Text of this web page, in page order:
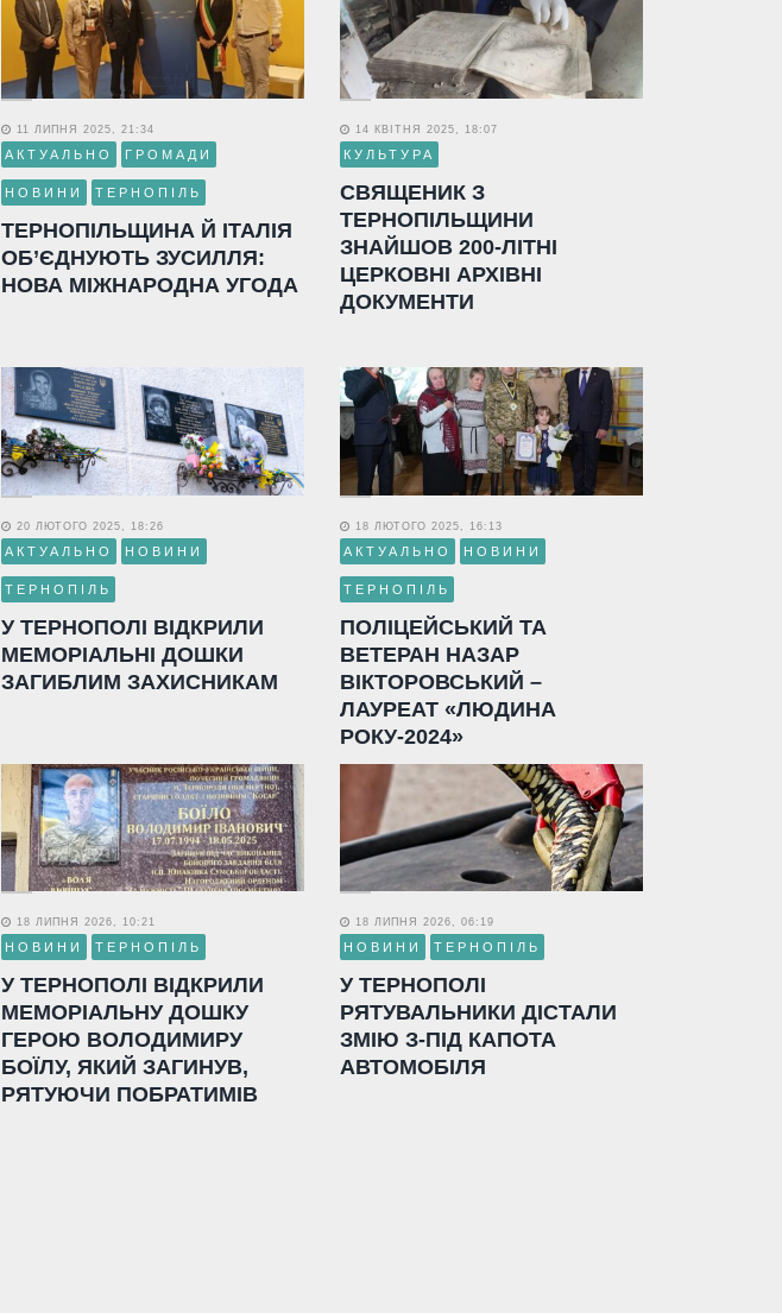
11 ЛИПНЯ 2025, 21:34
АКТУАЛЬНО ГРОМАДИ
НОВИНИ ТЕРНОПІЛЬ
ТЕРНОПІЛЬЩИНА Й ІТАЛІЯ
ОБ’ЄДНУЮТЬ ЗУСИЛЛЯ:
НОВА МІЖНАРОДНА УГОДА
14 КВІТНЯ 2025, 18:07
КУЛЬТУРА
СВЯЩЕНИК З
ТЕРНОПІЛЬЩИНИ
ЗНАЙШОВ 200-ЛІТНІ
ЦЕРКОВНІ АРХІВНІ
ДОКУМЕНТИ
20 ЛЮТОГО 2025, 18:26
АКТУАЛЬНО НОВИНИ
ТЕРНОПІЛЬ
У ТЕРНОПОЛІ ВІДКРИЛИ
МЕМОРІАЛЬНІ ДОШКИ
ЗАГИБЛИМ ЗАХИСНИКАМ
18 ЛЮТОГО 2025, 16:13
АКТУАЛЬНО НОВИНИ
ТЕРНОПІЛЬ
ПОЛІЦЕЙСЬКИЙ ТА
ВЕТЕРАН НАЗАР
ВІКТОРОВСЬКИЙ –
ЛАУРЕАТ «ЛЮДИНА
РОКУ-2024»
18 ЛИПНЯ 2026, 10:21
НОВИНИ ТЕРНОПІЛЬ
У ТЕРНОПОЛІ ВІДКРИЛИ
МЕМОРІАЛЬНУ ДОШКУ
ГЕРОЮ ВОЛОДИМИРУ
БОЇЛУ, ЯКИЙ ЗАГИНУВ,
РЯТУЮЧИ ПОБРАТИМІВ
18 ЛИПНЯ 2026, 06:19
НОВИНИ ТЕРНОПІЛЬ
У ТЕРНОПОЛІ
РЯТУВАЛЬНИКИ ДІСТАЛИ
ЗМІЮ З-ПІД КАПОТА
АВТОМОБІЛЯ